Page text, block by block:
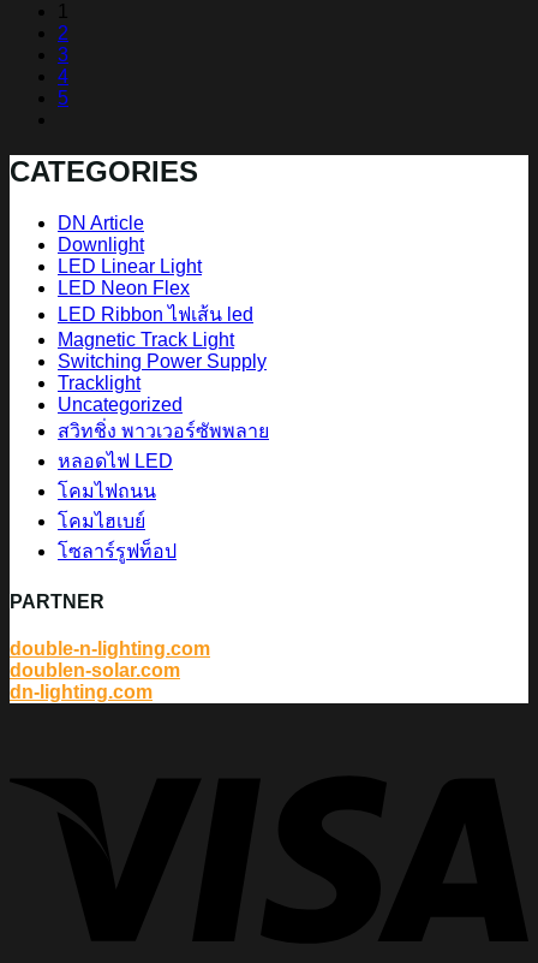
1
2
3
4
5
CATEGORIES
DN Article
Downlight
LED Linear Light
LED Neon Flex
LED Ribbon ไฟเส้น led
Magnetic Track Light
Switching Power Supply
Tracklight
Uncategorized
สวิทชิ่ง พาวเวอร์ซัพพลาย
หลอดไฟ LED
โคมไฟถนน
โคมไฮเบย์
โซลาร์รูฟท็อป
PARTNER
double-n-lighting.com
doublen-solar.com
dn-lighting.com